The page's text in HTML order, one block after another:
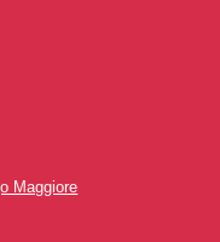
Maggiore